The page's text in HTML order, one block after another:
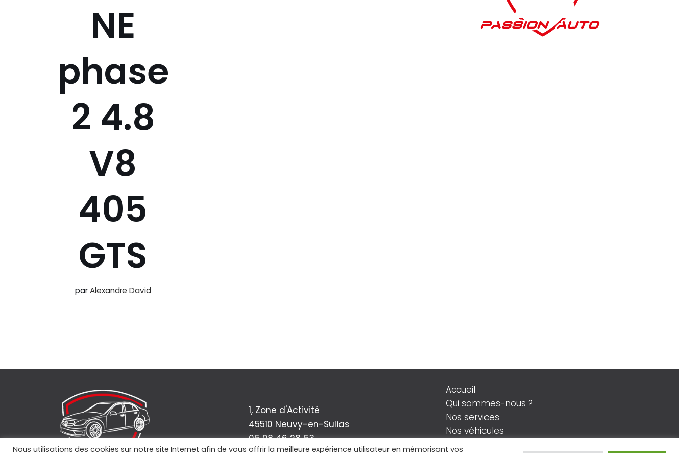
NE
phase
2 4.8
V8
405
GTS
parAlexandre David
1, Zone d'Activité
45510 Neuvy-en-Sulias
06 08 46 28 63
Accueil
Qui sommes-nous ?
Nos services
Nos véhicules
Contact
Nous utilisations des cookies sur notre site Internet afin de vous offrir la meilleure expérience utilisateur en mémorisant vos